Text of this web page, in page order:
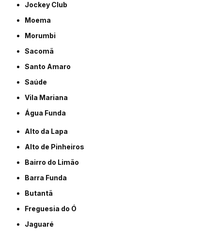
Jockey Club
Moema
Morumbi
Sacomã
Santo Amaro
Saúde
Vila Mariana
Água Funda
Alto da Lapa
Alto de Pinheiros
Bairro do Limão
Barra Funda
Butantã
Freguesia do Ó
Jaguaré